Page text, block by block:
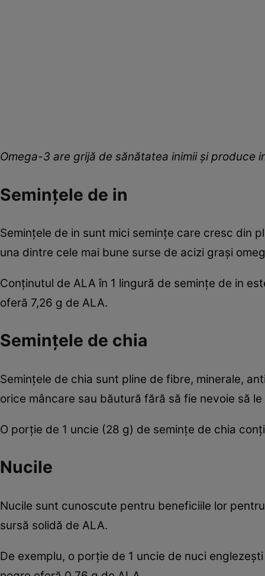
Omega-3 are grijă de sănătatea inimii și
Semințele de in
Semințele de in sunt mici semințe care cresc din
una dintre cele mai bune surse de acizi grași
Conținutul de ALA în 1 lingură de semințe de in
oferă 7,26 g de ALA.
Semințele de chia
Semințele de chia sunt pline de fibre, minerale,
orice mâncare sau băutură fără să fie nevoie să
O porție de 1 uncie (28 g) de semințe de chia
Nucile
Nucile sunt cunoscute pentru beneficiile lor
sursă solidă de ALA.
De exemplu, o porție de 1 uncie de nuci